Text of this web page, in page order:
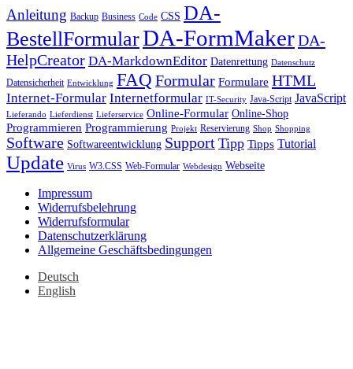
Anleitung Backup Business Code CSS DA-
BestellFormularDA-FormMakerDA-
HelpCreator DA-MarkdownEditor Datenrettung Datenschutz
Datensicherheit Entwicklung FAQ Formular Formulare HTML
Internet-Formular Internetformular IT-Security Java-Script JavaScript
Lieferando Lieferdienst Lieferservice Online-Formular Online-Shop
Programmieren Programmierung Projekt Reservierung Shop Shopping
Software Softwareentwicklung Support Tipp Tipps Tutorial
Update Virus W3.CSS Web-Formular Webdesign Webseite
Impressum
Widerrufsbelehrung
Widerrufsformular
Datenschutzerklärung
Allgemeine Geschäftsbedingungen
Deutsch
English